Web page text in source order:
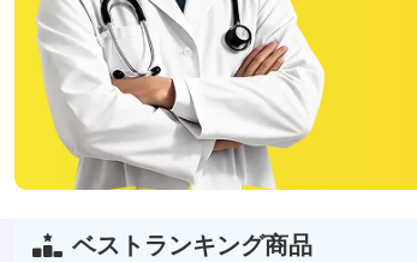
ベストランキング商品